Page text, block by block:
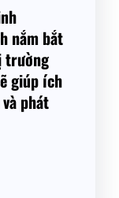
nắm bắt
trường
giúp ích
phát